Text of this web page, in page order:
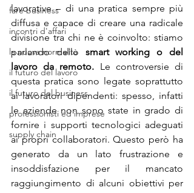
fare business
incontri d'affari
la nuova normalità
il futuro del lavoro
il futuro del business
professionisti ed imprese
supply chain
lavorative – di una pratica sempre più
diffusa e capace di creare una radicale
divisione tra chi ne è coinvolto: stiamo
parlando dello smart working o del
lavoro da remoto. Le controversie di
questa pratica sono legate soprattutto
ai lavoratori dipendenti: spesso, infatti
le aziende non sono state in grado di
fornire i supporti tecnologici adeguati
ai propri collaboratori. Questo però ha
generato da un lato frustrazione e
insoddisfazione per il mancato
raggiungimento di alcuni obiettivi per